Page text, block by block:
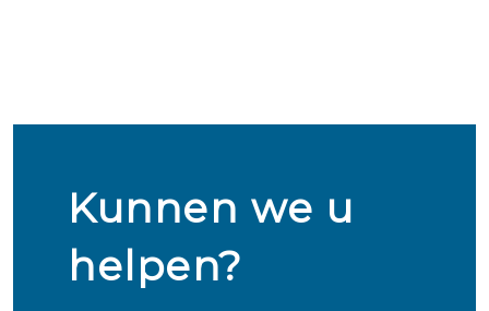
Kunnen we u
helpen?